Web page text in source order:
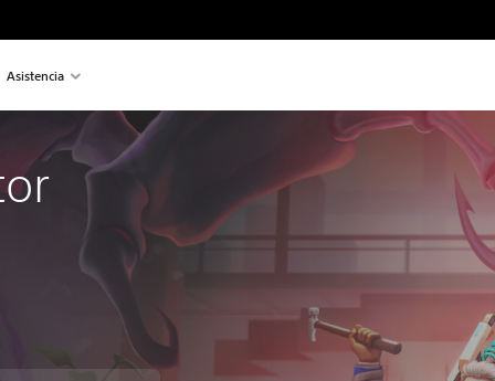
Asistencia